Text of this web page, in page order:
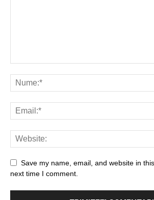
Save my name, email, and website in
next time I comment.